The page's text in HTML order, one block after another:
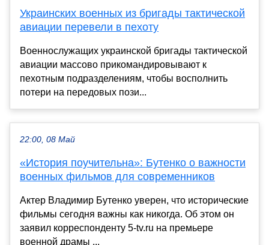
Украинских военных из бригады тактической
авиации перевели в пехоту
Военнослужащих украинской бригады тактической
авиации массово прикомандировывают к
пехотным подразделениям, чтобы восполнить
потери на передовых пози...
22:00, 08 Май
«История поучительна»: Бутенко о важности
военных фильмов для современников
Актер Владимир Бутенко уверен, что исторические
фильмы сегодня важны как никогда. Об этом он
заявил корреспонденту 5-tv.ru на премьере
военной драмы ...